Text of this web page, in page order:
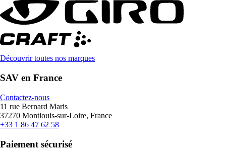
Découvrir toutes nos marques
SAV en France
Contactez-nous
11 rue Bernard Maris
37270 Montlouis-sur-Loire, France
+33 1 86 47 62 58
Paiement sécurisé